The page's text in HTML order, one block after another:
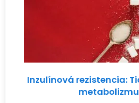
Inzulínová rezistencia:
metabolizmu